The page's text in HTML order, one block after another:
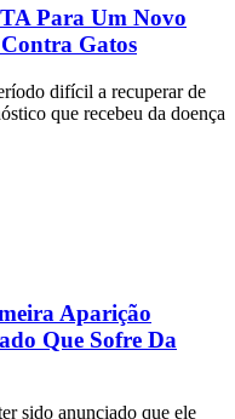
Para Um Novo
Gatos
difícil a recuperar de
que recebeu da doença
Aparição
Que Sofre Da
sido anunciado que ele